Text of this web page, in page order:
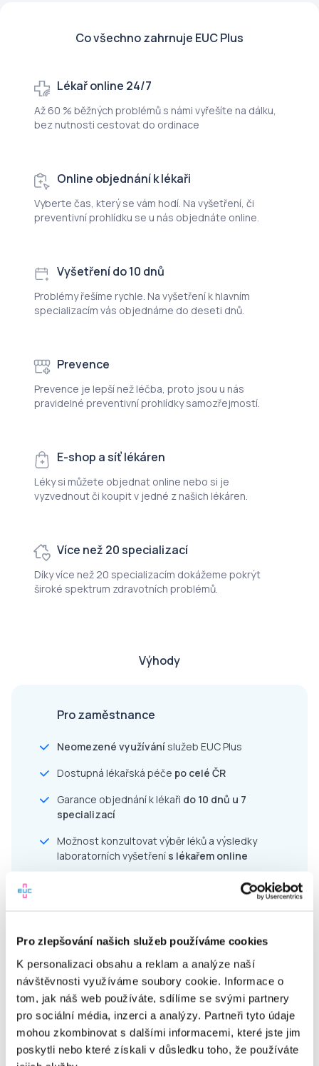
Pro zlepšování našich služeb používáme cookies
K personalizaci obsahu a reklam a analýze naší
návštěvnosti využíváme soubory cookie. Informace o
tom, jak náš web používáte, sdílíme se svými partnery
pro sociální média, inzerci a analýzy. Partneři tyto údaje
mohou zkombinovat s dalšími informacemi, které jste jim
poskytli nebo které získali v důsledku toho, že používáte
Co všechno zahrnuje EUC Plus
Lékař online 24/7
Až 60 % běžných problémů s námi vyřešíte na dálku,
bez nutnosti cestovat do ordinace
Online objednání k lékaři
Vyberte čas, který se vám hodí. Na vyšetření, či
preventivní prohlídku se u nás objednáte online.
Vyšetření do 10 dnů
Problémy řešíme rychle. Na vyšetření k hlavním
specializacím vás objednáme do deseti dnů.
Prevence
Prevence je lepší než léčba, proto jsou u nás
pravidelné preventivní prohlídky samozřejmostí.
E-shop a síť lékáren
Léky si můžete objednat online nebo si je
vyzvednout či koupit v jedné z našich lékáren.
Více než 20 specializací
Díky více než 20 specializacím dokážeme pokrýt
široké spektrum zdravotních problémů.
Výhody
Pro zaměstnance
Neomezené využívání služeb EUC Plus
Dostupná lékařská péče po celé ČR
Garance objednání k lékaři do 10 dnů u 7
specializací
Možnost konzultovat výběr léků a výsledky
laboratorních vyšetření s lékařem online
Pravidelná edukace v péči o zdraví a prevenci
Akce a slevy do lékáren
a laboratoří EUC
Komfort a úspora času díky online službám
Pro zaměstnavatele